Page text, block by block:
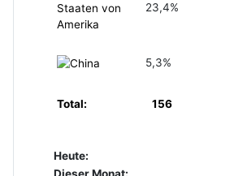
23,4%
5,3%
Total: 156
Heute: